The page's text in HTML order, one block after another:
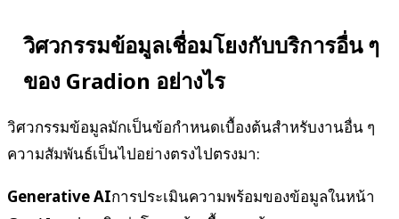
วิศวกรรมข้อมูลเชื่อมโยงกับบริการอื่น ๆ
ของ Gradion อย่างไร
วิศวกรรมข้อมูลมักเป็นข้อกำหนดเบื้องต้นสำหรับงานอื่น ๆ
ความสัมพันธ์เป็นไปอย่างตรงไปตรงมา:
Generative AIการประเมินความพร้อมของข้อมูลในหน้า